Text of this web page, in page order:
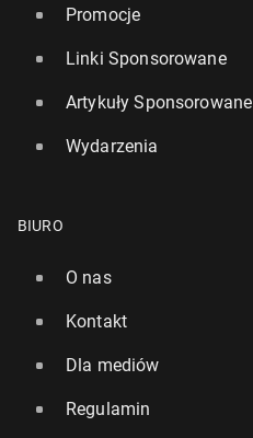
Promocje
Linki Sponsorowane
Artykuły Sponsorowane
Wydarzenia
BIURO
O nas
Kontakt
Dla mediów
Regulamin